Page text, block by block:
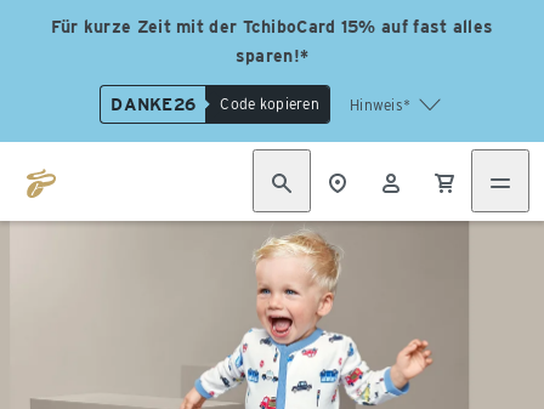
Für kurze Zeit mit der TchiboCard 15% auf fast alles
sparen!*
DANKE26 Code kopieren Hinweis*